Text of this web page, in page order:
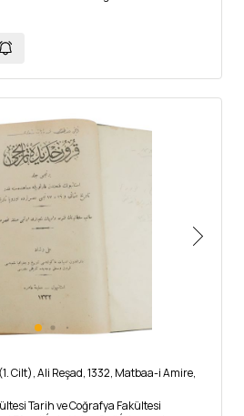
Cilt), Ali Reşad, 1332, Matbaa-i Amire,
Tarih ve Coğrafya Fakültesi